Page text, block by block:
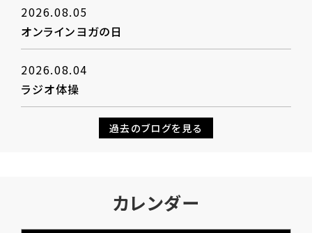
2026.08.05
オンラインヨガの日
2026.08.04
ラジオ体操
過去のブログを見る
カレンダー